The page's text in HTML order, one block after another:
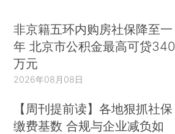
非京籍五环内购房社保降至一
年 北京市公积金最高可贷340
万元
2026年08月08日
【周刊提前读】各地狠抓社保
缴费基数 合规与企业减负如